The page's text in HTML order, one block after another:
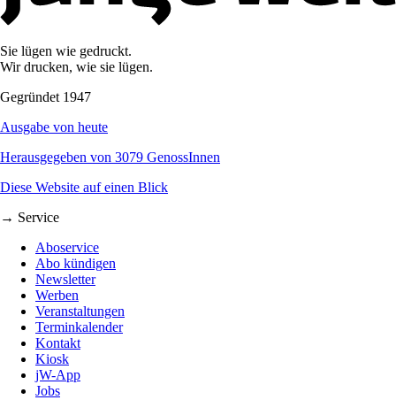
Sie lügen wie gedruckt.
Wir drucken, wie sie lügen.
Gegründet 1947
Ausgabe von heute
Herausgegeben von 3079 GenossInnen
Diese Website auf einen Blick
→ Service
Aboservice
Abo kündigen
Newsletter
Werben
Veranstaltungen
Terminkalender
Kontakt
Kiosk
jW-App
Jobs